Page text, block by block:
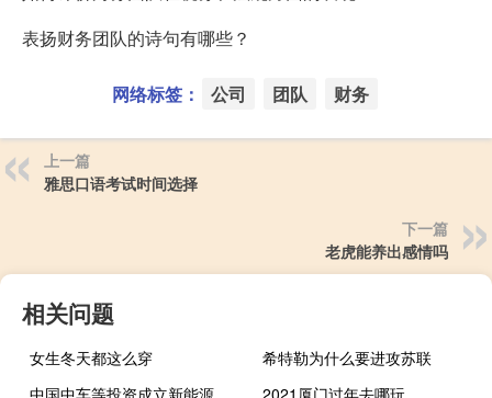
表扬财务团队的诗句有哪些？
网络标签： 公司 团队 财务
上一篇
雅思口语考试时间选择
下一篇
老虎能养出感情吗
相关问题
女生冬天都这么穿
希特勒为什么要进攻苏联